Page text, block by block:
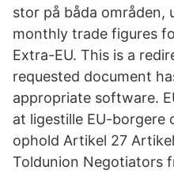
stor på båda områden,
monthly trade figures
Extra-EU. This is a
requested document
appropriate software.
at ligestille EU-borgere
ophold Artikel 27
Toldunion Negotiators